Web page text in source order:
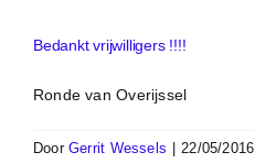
Bedankt vrijwilligers !!!!
Ronde van Overijssel
DoorGerrit Wessels 22/05/2016